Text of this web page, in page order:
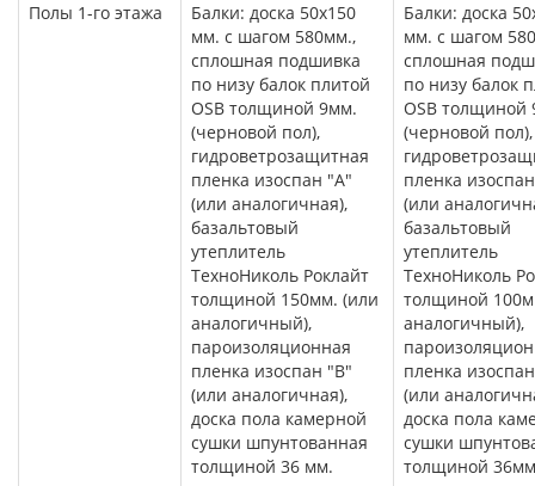
Полы 1-го этажа
Балки: доска 50х150
мм. с шагом 580мм.,
сплошная подшивка
по низу балок плитой
OSB толщиной 9мм.
(черновой пол),
гидроветрозащитная
пленка изоспан "А"
(или аналогичная),
базальтовый
утеплитель
ТехноНиколь Роклайт
толщиной 150мм. (или
аналогичный),
пароизоляционная
пленка изоспан "В"
(или аналогичная),
доска пола камерной
сушки шпунтованная
толщиной 36 мм.
Балки: доска
мм. с шагом
сплошная
по низу балок
OSB толщиной
(черновой пол),
пленка
(или
базальтовый
утеплитель
ТехноНиколь
толщиной
аналогичный),
пленка
(или
доска пола
сушки
толщиной